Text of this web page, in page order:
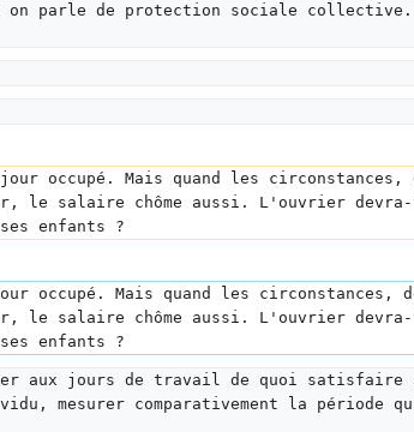
on parle de protection sociale
occupé. Mais quand les
le salaire chôme aussi. L'ouvrier
enfants ?
occupé. Mais quand les circonstances,
le salaire chôme aussi. L'ouvrier
enfants ?
aux jours de travail de quoi satisfaire
mesurer comparativement la